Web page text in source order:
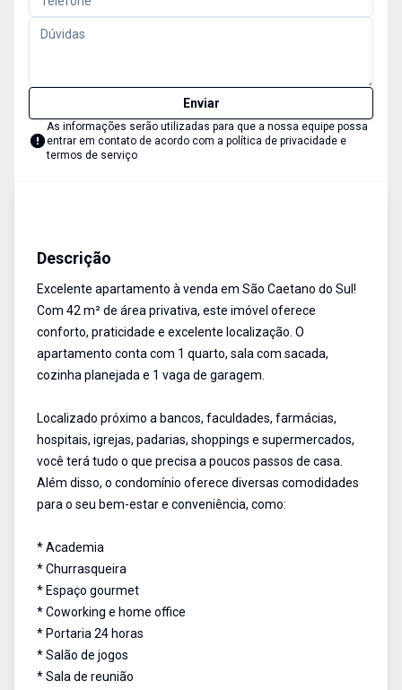
Enviar
As informações serão utilizadas para que a nossa equipe possa
entrar em contato de acordo com a política de privacidade e
termos de serviço
Descrição
Excelente apartamento à venda em São Caetano do Sul!
Com 42 m² de área privativa, este imóvel oferece
conforto, praticidade e excelente localização. O
apartamento conta com 1 quarto, sala com sacada,
cozinha planejada e 1 vaga de garagem.
Localizado próximo a bancos, faculdades, farmácias,
hospitais, igrejas, padarias, shoppings e supermercados,
você terá tudo o que precisa a poucos passos de casa.
Além disso, o condomínio oferece diversas comodidades
para o seu bem-estar e conveniência, como:
* Academia
* Churrasqueira
* Espaço gourmet
* Coworking e home office
* Portaria 24 horas
* Salão de jogos
* Sala de reunião